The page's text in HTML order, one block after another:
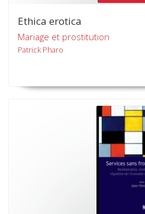
Ethica erotica
Mariage et prostitution
Patrick Pharo